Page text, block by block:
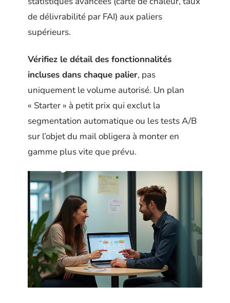
de délivrabilité par FAI) aux paliers
supérieurs.
Vérifiez le détail des fonctionnalités
incluses dans chaque palier, pas
uniquement le volume autorisé. Un plan
« Starter » à petit prix qui exclut la
segmentation automatique ou les tests A/B
sur l’objet du mail obligera à monter en
gamme plus vite que prévu.